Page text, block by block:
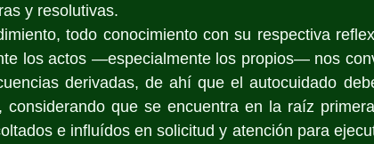
y resolutivas.
todo conocimiento con su respectiva
los actos —especialmente los propios— nos
derivadas, de ahí que el autocuidado
considerando que se encuentra en la raíz
e influídos en solicitud y atención para